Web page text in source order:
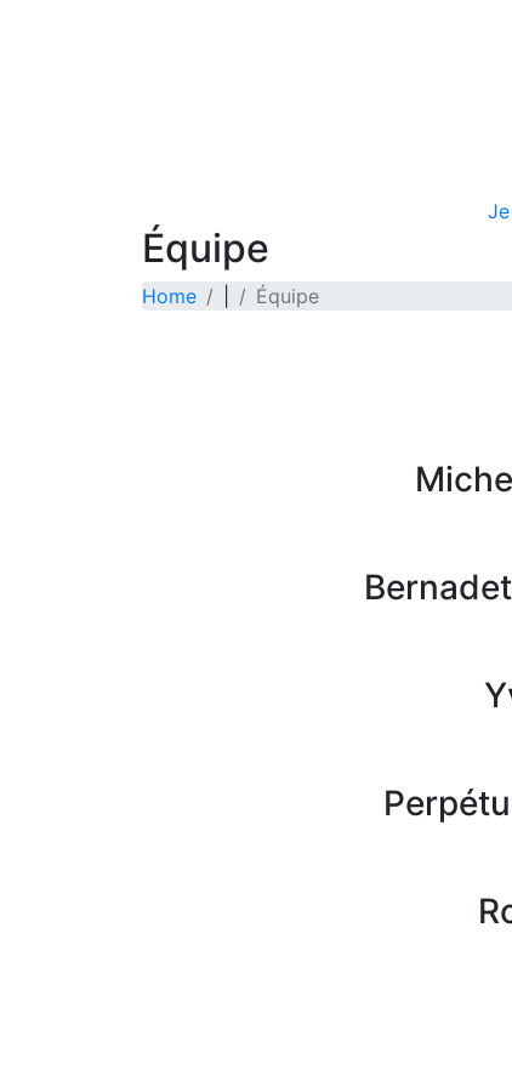
Équipe
Home Équipe